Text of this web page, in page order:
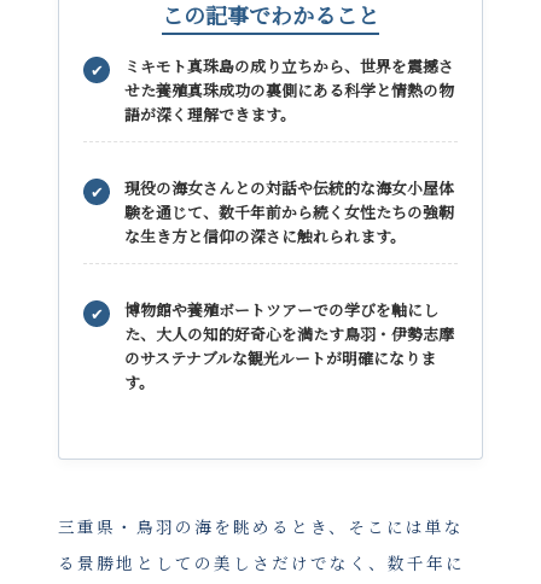
この記事でわかること
✔
ミキモト真珠島の成り立ちから、世界を震撼さ
せた養殖真珠成功の裏側にある科学と情熱の物
語が深く理解できます。
✔
現役の海女さんとの対話や伝統的な海女小屋体
験を通じて、数千年前から続く女性たちの強靭
な生き方と信仰の深さ に触れられます。
✔
博物館や養殖ボートツアーでの学びを軸にし
た、 大人の知的好奇心を満たす鳥羽・伊勢志摩
のサステナブルな観光ルートが明確になりま
す。
三重県・鳥羽の海を眺めるとき、そこには単な
る景勝地としての美しさだけでなく、数千年に